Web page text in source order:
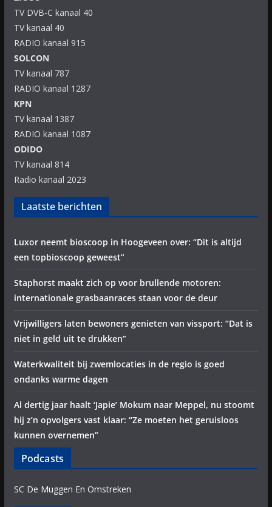
TV DVB-C kanaal 40
TV kanaal 40
RADIO kanaal 915
SOLCON
TV kanaal 787
RADIO kanaal 1287
KPN
TV kanaal 1387
RADIO kanaal 1087
ODIDO
TV kanaal 814
Radio kanaal 2023
Laatste berichten
Luxor neemt bioscoop in Hoogeveen over: “Dit is altijd
een topbioscoop geweest”
Staphorst maakt zich op voor brullende motoren:
internationale grasbaanraces staan voor de deur
Vrijwilligers laten bewoners genieten van vissport: “Dat is
niet in geld uit te drukken”
Waterkwaliteit bij zwemlocaties in de regio is goed
ondanks warme dagen
Al dertig jaar haalt ‘Japie’ Mokum naar Meppel, nu stoomt
hij z’n opvolgers vast klaar: “Ze moeten het geruisloos
kunnen overnemen”
Podcasts
SC De Muggen En Omstreken